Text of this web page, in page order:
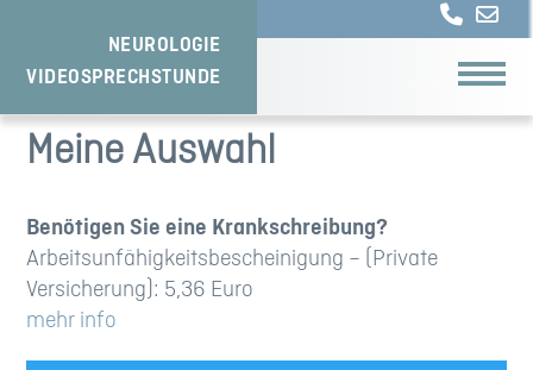
NEUROLOGIE
VIDEOSPRECHSTUNDE
Meine Auswahl
Benötigen Sie eine Krankschreibung?
Arbeitsunfähigkeitsbescheinigung – (Private
Versicherung): 5,36 Euro
mehr info